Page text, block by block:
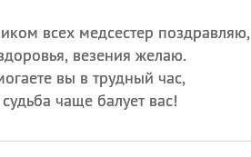
всех медсестер поздравляю,
везения желаю.
вы в трудный час,
чаще балует вас!